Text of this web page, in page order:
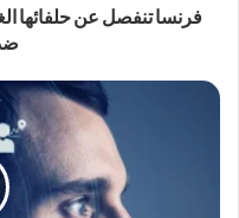
فرنسا تنفصل عن حلفائها